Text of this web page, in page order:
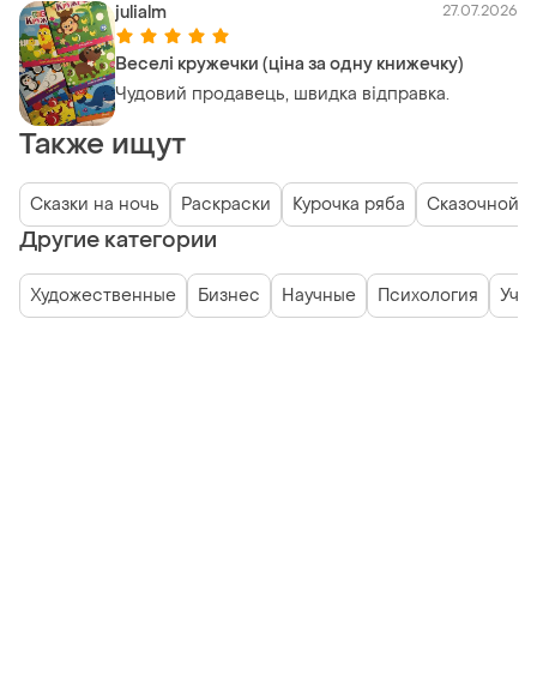
julialm 27.07.2026
Веселі кружечки (ціна за одну книжечку)
Чудовий продавець, швидка відправка.
Также ищут
Сказки на ночь Раскраски Курочка ряба Сказочной
Другие категории
Художественные Бизнес Научные Психология